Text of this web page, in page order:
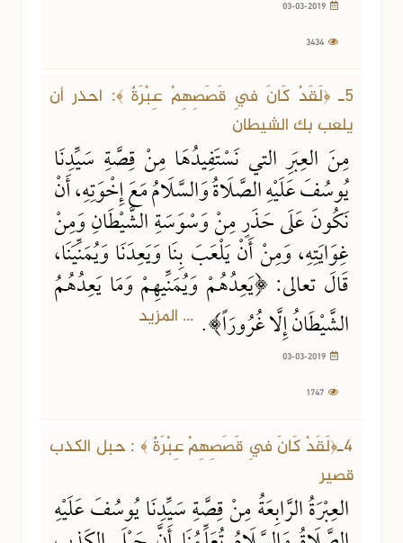
5ـ ﴿لَقَدْ كَانَ فِي قَصَصِهِمْ عِبْرَةٌ ﴾: احذر أن
يلعب بك الشيطان
مِنَ العِبَرِ التي نَسْتَفِيدُهَا مِنْ قِصَّةِ سَيِّدِنَا
يُوسُفَ عَلَيْهِ الصَّلَاةُ وَالسَّلَامُ مَعَ إِخْوَتِهِ، أَنْ
نَكُونَ عَلَى حَذَرٍ مِنْ وَسْوَسَةِ الشَّيْطَانِ وَمِنْ
غِوَايَتِهِ، وَمِنْ أَنْ يَلْعَبَ بِنَا وَيَعِدَنَا وَيُمَنِّيَنَا،
قَالَ تعالى: ﴿يَعِدُهُمْ وَيُمَنِّيهِمْ وَمَا يَعِدُهُمُ
الشَّيْطَانُ إِلَّا غُرُورَاً﴾. ... المزيد
4ـ﴿لَقَدْ كَانَ فِي قَصَصِهِمْ عِبْرَةٌ ﴾ : حبل الكذب
قصير
العِبْرَةُ الرَّابِعَةُ مِنْ قِصَّةِ سَيِّدِنَا يُوسُفَ عَلَيْهِ